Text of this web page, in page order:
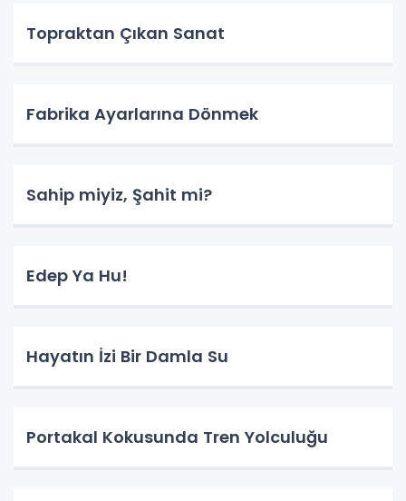
Topraktan Çıkan Sanat
Fabrika Ayarlarına Dönmek
Sahip miyiz, Şahit mi?
Edep Ya Hu!
Hayatın İzi Bir Damla Su
Portakal Kokusunda Tren Yolculuğu